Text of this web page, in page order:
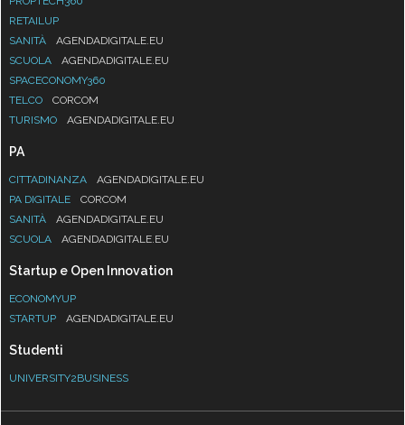
RETAILUP
SANITÀ
AGENDADIGITALE.EU
SCUOLA
AGENDADIGITALE.EU
SPACECONOMY360
TELCO
CORCOM
TURISMO
AGENDADIGITALE.EU
PA
CITTADINANZA
AGENDADIGITALE.EU
PA DIGITALE
CORCOM
SANITÀ
AGENDADIGITALE.EU
SCUOLA
AGENDADIGITALE.EU
Startup e Open Innovation
ECONOMYUP
STARTUP
AGENDADIGITALE.EU
Studenti
UNIVERSITY2BUSINESS